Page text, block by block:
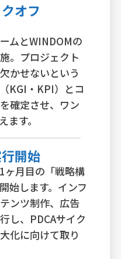
オフ
ムとWINDOMの
。プロジェクト
かせないという
KGI・KPI）とコ
確定させ、ワン
ます。
開始
ヶ月目の「戦略構
始します。インフ
ンツ制作、広告
し、PDCAサイク
化に向けて取り